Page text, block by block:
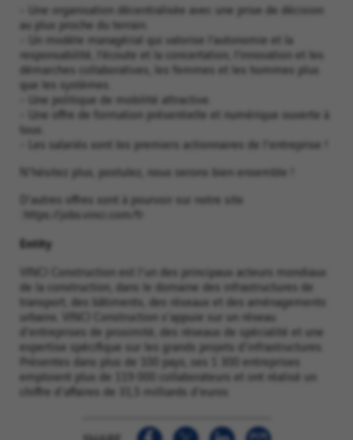
- Une organisation décentralisée avec une prise de décision
au plus proche du terrain.
- Un modèle managérial qui valorise l’autonomie et la
responsabilité, l’écoute et la concertation, l’innovation et les
démarches collaboratives, les femmes et les hommes plus
que les systèmes.
- Une politique de mobilité attractive.
- Une offre de formation présentielle et numérique ouverte à
tous.
- Les salariés sont les premiers actionnaires de l'entreprise !
N'hésitez plus, postulez, nous serons bien ensemble !
D'autres offres sont à pourvoir sur notre site
: https://jobs.vinci.com/fr
Entity
VINCI Construction est l'un des principaux acteurs mondiaux
de la construction, dans le domaine des infrastructures de
transport, des bâtiments, des réseaux et des aménagements
urbains. VINCI Construction s'appuie sur un réseau
d'entreprises de proximité, des réseaux de spécialité et une
expertise spécifique sur les grands projets d'infrastructures.
Présentes dans plus de 100 pays, ses 1 300 entreprises
emploient plus de 119 000 collaborateurs et ont réalisé un
chiffre d'affaires de 31,5 milliards d'euros